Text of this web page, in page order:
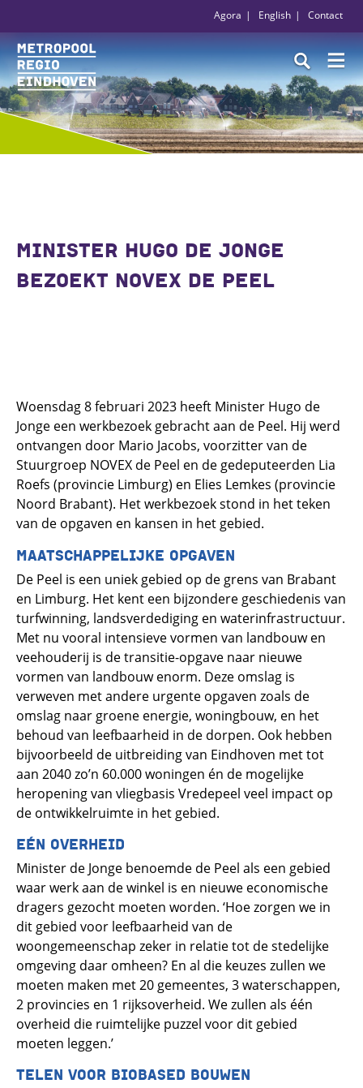
Agora English Contact
MINISTER HUGO DE JONGE
BEZOEKT NOVEX DE PEEL
Woensdag 8 februari 2023 heeft Minister Hugo de
Jonge een werkbezoek gebracht aan de Peel. Hij werd
ontvangen door Mario Jacobs, voorzitter van de
Stuurgroep NOVEX de Peel en de gedeputeerden Lia
Roefs (provincie Limburg) en Elies Lemkes (provincie
Noord Brabant). Het werkbezoek stond in het teken
van de opgaven en kansen in het gebied.
MAATSCHAPPELIJKE OPGAVEN
De Peel is een uniek gebied op de grens van Brabant
en Limburg. Het kent een bijzondere geschiedenis van
turfwinning, landsverdediging en waterinfrastructuur.
Met nu vooral intensieve vormen van landbouw en
veehouderij is de transitie-opgave naar nieuwe
vormen van landbouw enorm. Deze omslag is
verweven met andere urgente opgaven zoals de
omslag naar groene energie, woningbouw, ​en het
behoud van leefbaarheid in de dorpen. Ook hebben
bijvoorbeeld de uitbreiding van Eindhoven met tot
aan 2040 zo’n 60.000 woningen én de mogelijke
heropening van vliegbasis Vredepeel veel impact op
de ontwikkelruimte in het gebied.
EÉN OVERHEID
Minister de Jonge benoemde de Peel als een gebied
waar werk aan de winkel is en nieuwe economische
dragers gezocht moeten worden. ‘Hoe zorgen we in
dit gebied voor leefbaarheid van de
woongemeenschap zeker in relatie tot de stedelijke
omgeving daar omheen? En al die keuzes zullen we
moeten maken met 20 gemeentes, 3 waterschappen,
2 provincies en 1 rijksoverheid. We zullen als één
overheid die ruimtelijke puzzel voor dit gebied
moeten leggen.’
TELEN VOOR BIOBASED BOUWEN